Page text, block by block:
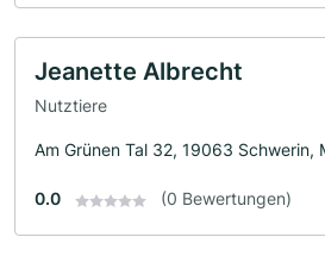
Jeanette Albrecht
Nutztiere
Am Grünen Tal 32, 19063 Schwerin,
0.0 (0 Bewertungen)